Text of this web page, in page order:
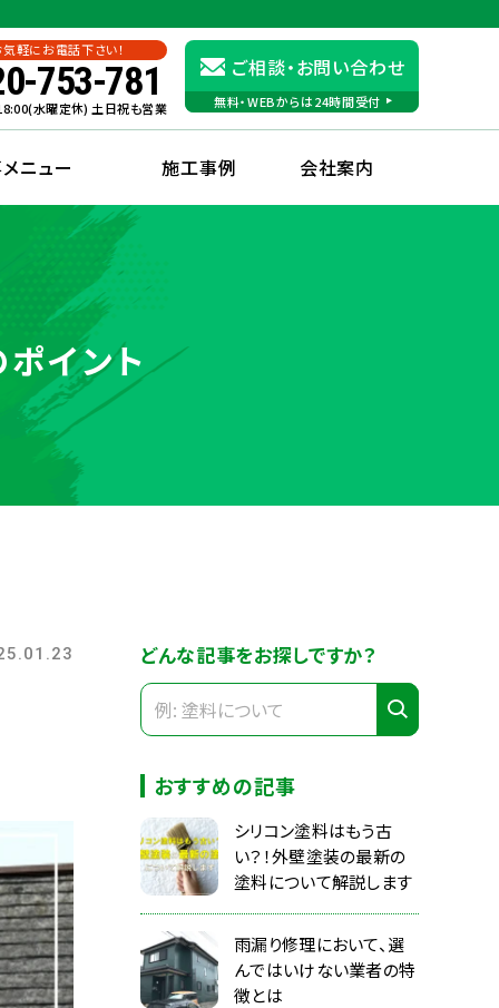
軽にお電話下さい！
753-781
水曜定休) 土日祝も営業
ご相談・お問い合わせ
無料・WEBからは24時間受付
ニュー 施工事例 会社案内
イント
どんな記事をお探しですか？
おすすめの記事
シリコン塗料はもう古
い？！外壁塗装の最新の
塗料について解説します
雨漏り修理において、選
んではいけない業者の特
徴とは